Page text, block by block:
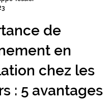
de
en
chez les